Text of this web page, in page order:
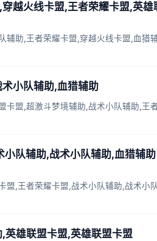
越火线卡盟,王者荣耀卡盟,英雄
助,王者荣耀卡盟,穿越火线卡盟,血猎
小队辅助,血猎辅助
卡盟,超激斗梦境辅助,战术小队辅助,王
队辅助,战术小队辅助,血猎辅助
盟,王者荣耀卡盟,战术小队辅助,战术小
雄联盟卡盟,英雄联盟卡盟